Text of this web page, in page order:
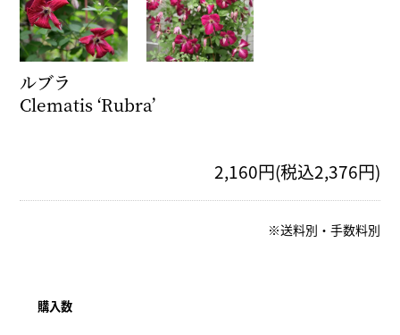
ルブラ
Clematis ‘Rubra’
2,160円(税込2,376円)
※送料別・手数料別
購入数